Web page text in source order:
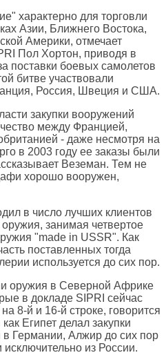
характерно для торговли
Азии, Ближнего Востока,
Америки, отмечает
Пол Хортон, приводя в
поставки боевых самолетов
битве участвовали
Россия, Швеция и США.
закупки вооружений
между Францией,
- даже несмотря на
в 2003 году ее заказы были
Веземан. Тем не
хорошо вооружен,
в число лучших клиентов
занимая четвертое
"made in USSR". Как
поставленных тогда
используется до сих пор.
оружия в Северной Африке
в докладе SIPRI сейчас
8-й и 16-й строке, говорится
Египет делал закупки
Германии, Алжир до сих пор
из России.